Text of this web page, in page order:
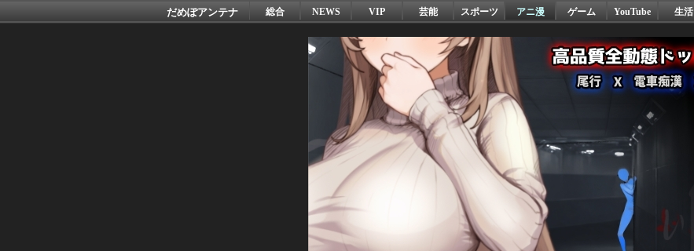
だめぽアンテナ 総合 NEWS VIP 芸能 スポーツ アニ漫 ゲーム YouTube 生活